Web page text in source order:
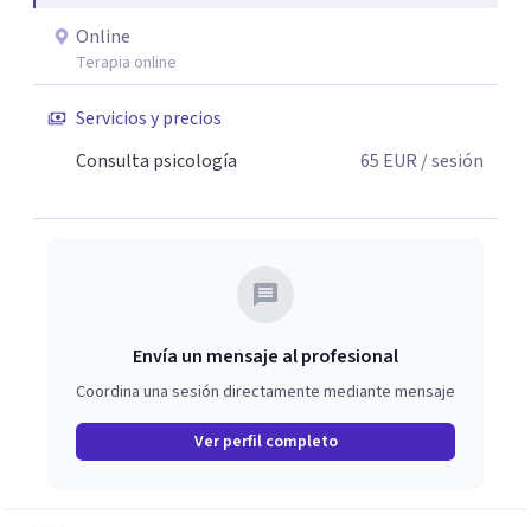
Online
Terapia online
Servicios y precios
Consulta psicología
65 EUR / sesión
Envía un mensaje al profesional
Coordina una sesión directamente mediante mensaje
Ver perfil completo